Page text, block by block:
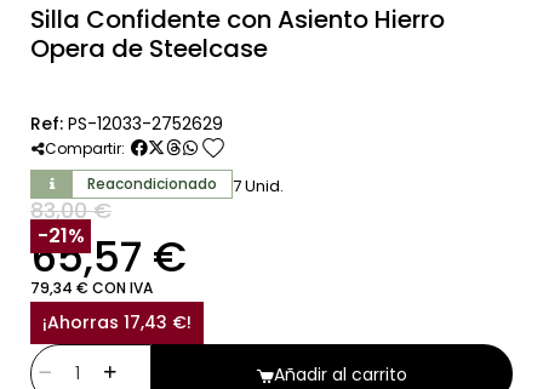
Silla Confidente con Asiento Hierro
Opera de Steelcase
Ref: PS-12033-2752629
Compartir: favorite
Reacondicionado 7 Unid.
83,00 €
SIN IVA
65,57 €
79,34 € CON IVA
¡Ahorras 17,43 €!
-21%
Añadir al carrito